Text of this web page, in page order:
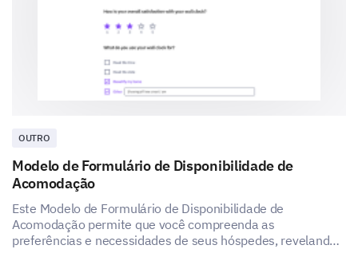
Can you please share your most recent
experience with our customer service?
How satisfied are you with our customer
service?
OUTRO
Modelo de Formulário de Disponibilidade de
Acomodação
Este Modelo de Formulário de Disponibilidade de
Acomodação permite que você compreenda as
preferências e necessidades de seus hóspedes, revelando